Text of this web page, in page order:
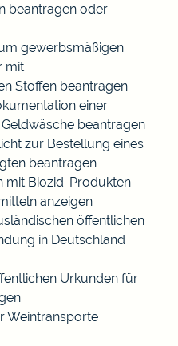
beantragen oder
gewerbsmäßigen
mit
Stoffen beantragen
einer
beantragen
zur Bestellung eines
beantragen
mit Biozid-Produkten
anzeigen
öffentlichen
in Deutschland
Urkunden für
Weintransporte